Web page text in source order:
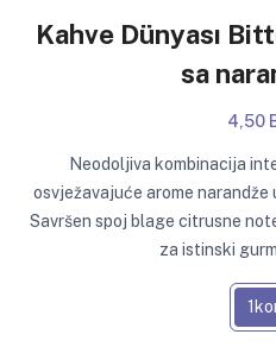
Kahve Dünyası
sa
4,50
Neodoljiva kombinacija
osvježavajuće arome narandže
Savršen spoj blage citrusne
za istinski